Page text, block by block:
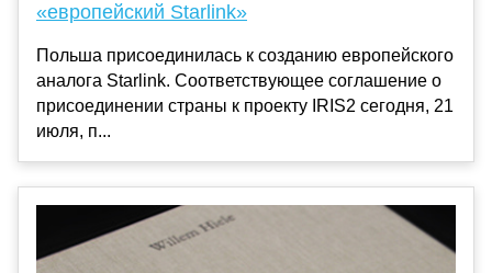
«европейский Starlink»
Польша присоединилась к созданию европейского
аналога Starlink. Соответствующее соглашение о
присоединении страны к проекту IRIS2 сегодня, 21
июля, п...